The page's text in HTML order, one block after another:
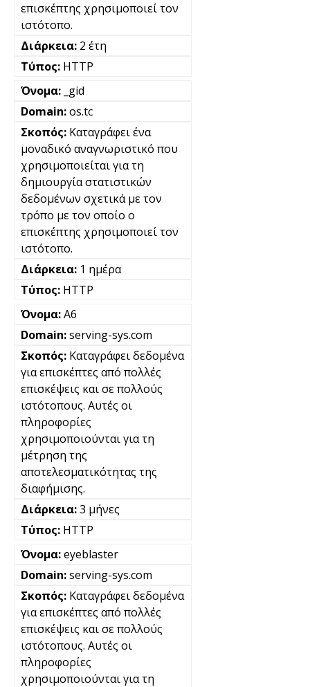
επισκέπτης χρησιμοποιεί τον
ιστότοπο.
2 έτη
HTTP
_gid
os.tc
Καταγράφει ένα
μοναδικό αναγνωριστικό που
χρησιμοποιείται για τη
δημιουργία στατιστικών
δεδομένων σχετικά με τον
τρόπο με τον οποίο ο
επισκέπτης χρησιμοποιεί τον
ιστότοπο.
1 ημέρα
HTTP
A6
serving-sys.com
Καταγράφει δεδομένα
για επισκέπτες από πολλές
επισκέψεις και σε πολλούς
ιστότοπους. Αυτές οι
πληροφορίες
χρησιμοποιούνται για τη
μέτρηση της
αποτελεσματικότητας της
διαφήμισης.
3 μήνες
HTTP
eyeblaster
serving-sys.com
Καταγράφει δεδομένα
για επισκέπτες από πολλές
επισκέψεις και σε πολλούς
ιστότοπους. Αυτές οι
πληροφορίες
χρησιμοποιούνται για τη